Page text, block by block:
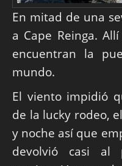
En mitad de una
a Cape Reinga.
encuentran la
mundo.
El viento impidió
de la lucky rodeo,
y noche así que
devolvió casi al